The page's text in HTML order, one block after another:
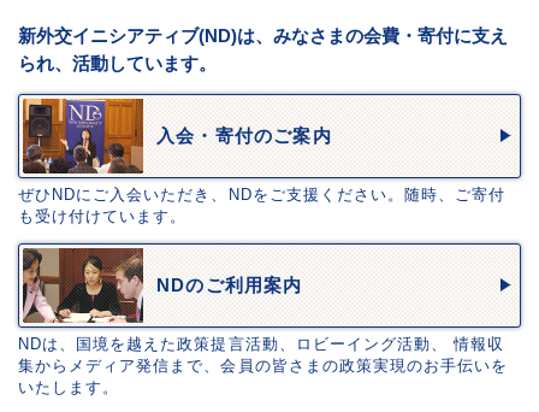
新外交イニシアティブ(ND)は、みなさまの会費・寄付に支え
られ、活動しています。
入会・寄付のご案内
ぜひNDにご入会いただき、NDをご支援ください。随時、ご寄付
も受け付けています。
NDのご利用案内
NDは、国境を越えた政策提言活動、ロビーイング活動、 情報収
集からメディア発信まで、会員の皆さまの政策実現のお手伝いを
いたします。